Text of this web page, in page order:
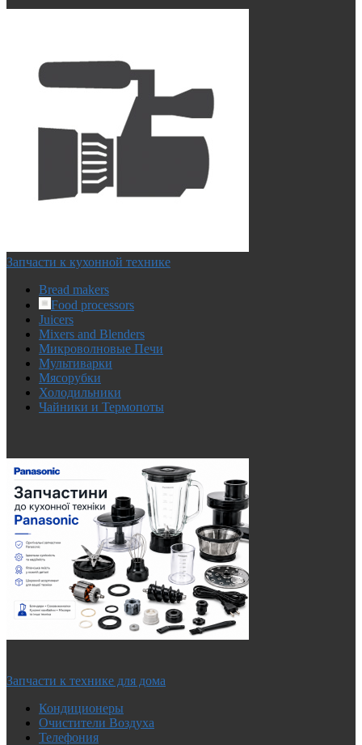
Запчасти к кухонной технике
Bread makers
Food processors
Juicers
Mixers and Blenders
Микроволновые Печи
Мультиварки
Мясорубки
Холодильники
Чайники и Термопоты
Запчасти к технике для дома
Кондиционеры
Очистители Воздуха
Телефония